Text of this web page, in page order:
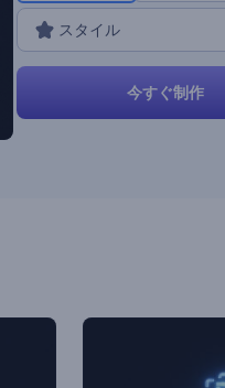
スタイル
今すぐ制作